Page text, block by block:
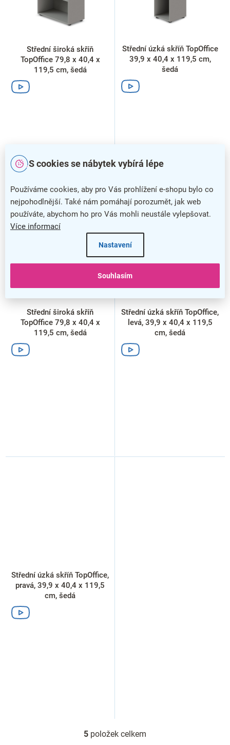
S cookies se nábytek vybírá lépe
Používáme cookies, aby pro Vás prohlížení e-shopu bylo co
nejpohodlnější. Také nám pomáhají porozumět, jak web
používáte, abychom ho pro Vás mohli neustále vylepšovat.
Více informací
Nastavení
Souhlasím
Střední široká skříň
TopOffice 79,8 x 40,4 x
119,5 cm, šedá
Střední úzká skříň TopOffice
39,9 x 40,4 x 119,5 cm,
šedá
Střední široká skříň
TopOffice 79,8 x 40,4 x
119,5 cm, šedá
Střední úzká skříň TopOffice,
levá, 39,9 x 40,4 x 119,5
cm, šedá
Střední úzká skříň TopOffice,
pravá, 39,9 x 40,4 x 119,5
cm, šedá
O
5 položek celkem